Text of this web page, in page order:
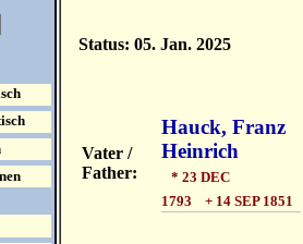
Status: 05. Jan. 2025
Vater /
Father:
Hauck, Franz
Heinrich
* 23 DEC
1793 + 14 SEP 1851